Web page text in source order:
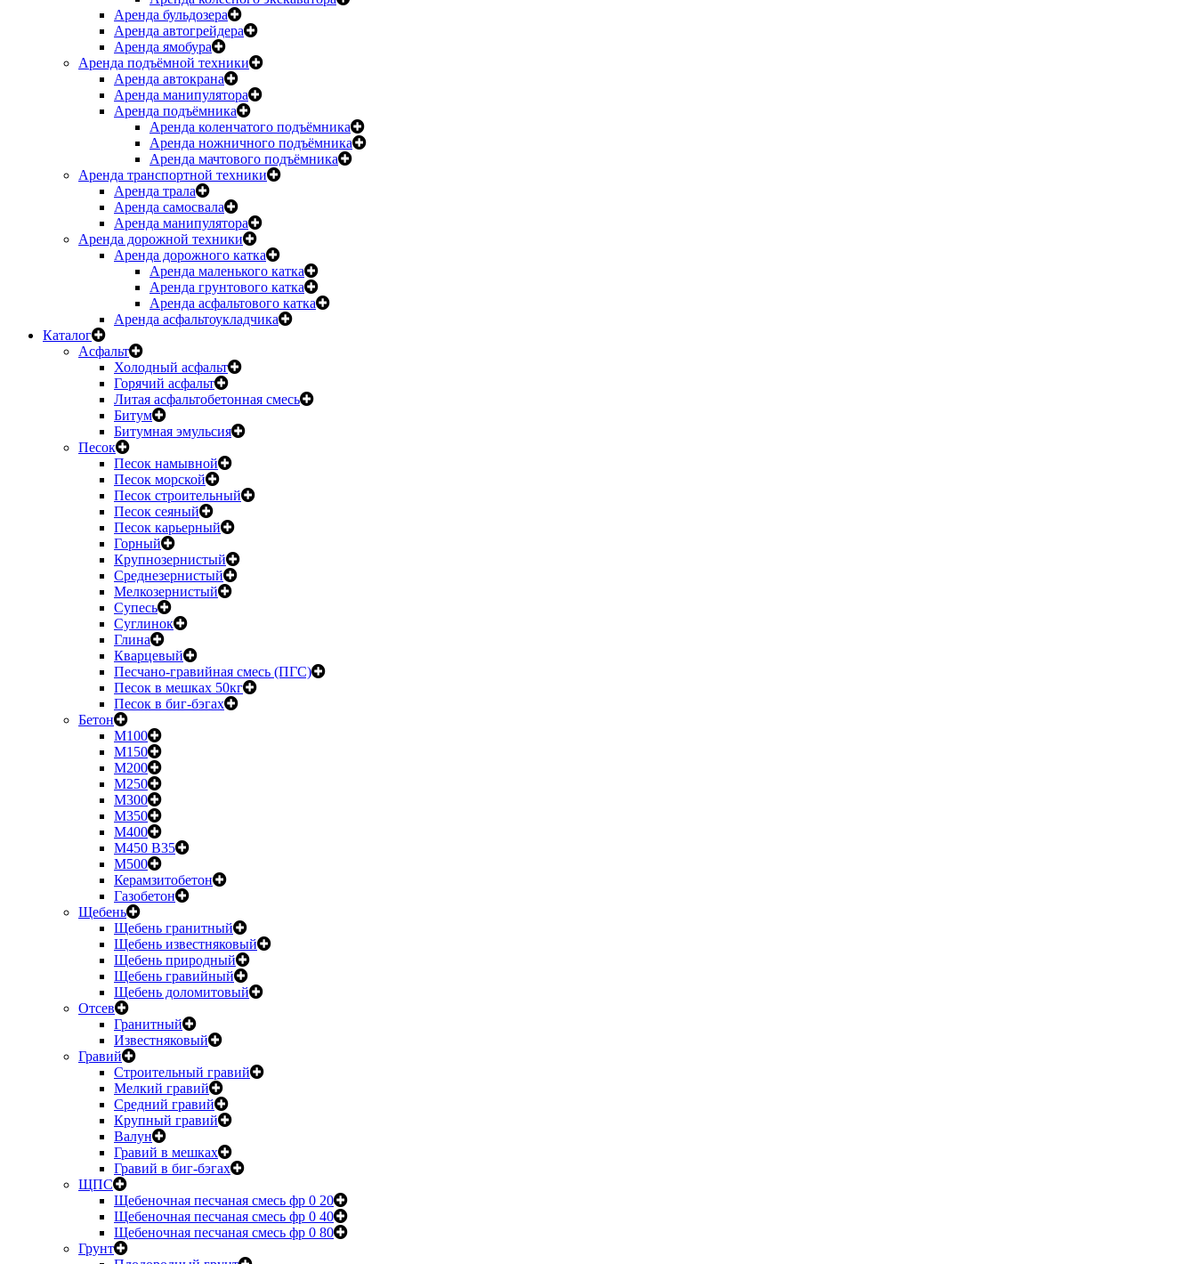
Аренда бульдозера
Аренда автогрейдера
Аренда ямобура
Аренда подъёмной техники
Аренда автокрана
Аренда манипулятора
Аренда подъёмника
Аренда коленчатого подъёмника
Аренда ножничного подъёмника
Аренда мачтового подъёмника
Аренда транспортной техники
Аренда трала
Аренда самосвала
Аренда манипулятора
Аренда дорожной техники
Аренда дорожного катка
Аренда маленького катка
Аренда грунтового катка
Аренда асфальтового катка
Аренда асфальтоукладчика
Каталог
Асфальт
Холодный асфальт
Горячий асфальт
Литая асфальтобетонная смесь
Битум
Битумная эмульсия
Песок
Песок намывной
Песок морской
Песок строительный
Песок сеяный
Песок карьерный
Горный
Крупнозернистый
Среднезернистый
Мелкозернистый
Супесь
Суглинок
Глина
Кварцевый
Песчано-гравийная смесь (ПГС)
Песок в мешках 50кг
Песок в биг-бэгах
Бетон
М100
М150
М200
М250
М300
М350
М400
М450 B35
М500
Керамзитобетон
Газобетон
Щебень
Щебень гранитный
Щебень известняковый
Щебень природный
Щебень гравийный
Щебень доломитовый
Отсев
Гранитный
Известняковый
Гравий
Строительный гравий
Мелкий гравий
Средний гравий
Крупный гравий
Валун
Гравий в мешках
Гравий в биг-бэгах
ЩПС
Щебеночная песчаная смесь фр 0 20
Щебеночная песчаная смесь фр 0 40
Щебеночная песчаная смесь фр 0 80
Грунт